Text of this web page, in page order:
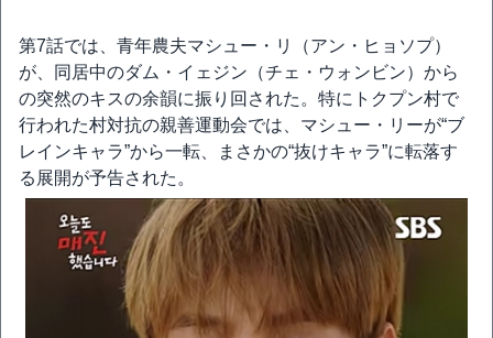
第7話では、青年農夫マシュー・リ（アン・ヒョソプ）
が、同居中のダム・イェジン（チェ・ウォンビン）から
の突然のキスの余韻に振り回された。特にトクプン村で
行われた村対抗の親善運動会では、マシュー・リーが“ブ
レインキャラ”から一転、まさかの“抜けキャラ”に転落す
る展開が予告された。